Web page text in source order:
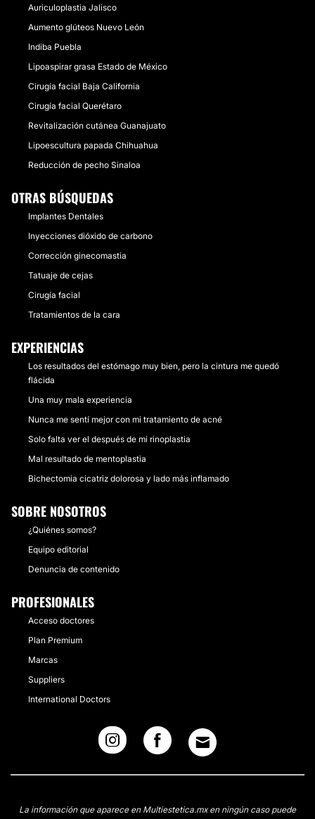
Auriculoplastia Jalisco
Aumento glúteos Nuevo León
Indiba Puebla
Lipoaspirar grasa Estado de México
Cirugía facial Baja California
Cirugía facial Querétaro
Revitalización cutánea Guanajuato
Lipoescultura papada Chihuahua
Reducción de pecho Sinaloa
OTRAS BÚSQUEDAS
Implantes Dentales
Inyecciones dióxido de carbono
Corrección ginecomastia
Tatuaje de cejas
Cirugía facial
Tratamientos de la cara
EXPERIENCIAS
Los resultados del estómago muy bien, pero la cintura me quedó
flácida
Una muy mala experiencia
Nunca me sentí mejor con mi tratamiento de acné
Solo falta ver el después de mi rinoplastia
Mal resultado de mentoplastia
Bichectomia cicatriz dolorosa y lado más inflamado
SOBRE NOSOTROS
¿Quiénes somos?
Equipo editorial
Denuncia de contenido
PROFESIONALES
Acceso doctores
Plan Premium
Marcas
Suppliers
International Doctors
La información que aparece en Multiestetica.mx en ningún caso puede